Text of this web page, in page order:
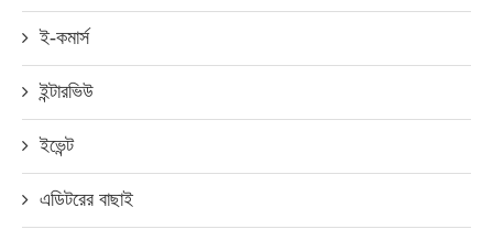
ই-কমার্স
ইন্টারভিউ
ইভেন্ট
এডিটরের বাছাই